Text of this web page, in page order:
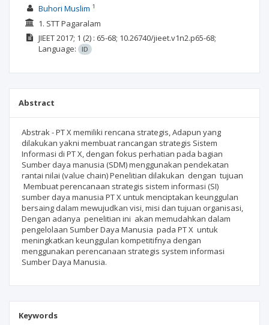
Buhori Muslim 1
1. STT Pagaralam
JIEET2017; 1 (2) : 65-68; 10.26740/jieet.v1n2.p65-68;
Language:
ID
Abstract
Abstrak - PT X memiliki rencana strategis, Adapun yang
dilakukan yakni membuat rancangan strategis Sistem
Informasi di PT X, dengan fokus perhatian pada bagian
Sumber daya manusia (SDM) menggunakan pendekatan
rantai nilai (value chain) Penelitian dilakukan dengan tujuan
Membuat perencanaan strategis sistem informasi (SI)
sumber daya manusia PT X untuk menciptakan keunggulan
bersaing dalam mewujudkan visi, misi dan tujuan organisasi,
Dengan adanya penelitian ini akan memudahkan dalam
pengelolaan Sumber Daya Manusia pada PT X untuk
meningkatkan keunggulan kompetitifnya dengan
menggunakan perencanaan strategis system informasi
Sumber Daya Manusia.
Keywords